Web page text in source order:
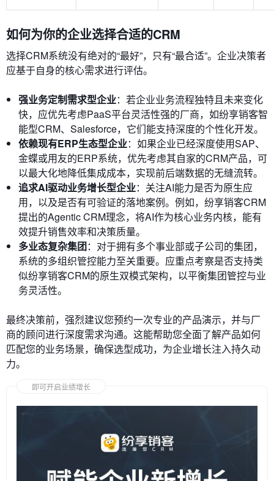
如何为你的企业选择合适的CRM
选择CRM系统没有绝对的“最好”，只有“最合适”。企业决策者
应基于自身的核心需求进行评估。
强业务定制需求型企业：若企业业务流程独特且未来变化
快，应优先考虑PaaS平台灵活性强的厂商，如纷享销客智
能型CRM、Salesforce，它们能支持深度的个性化开发。
依赖现有ERP生态型企业：如果企业已经深度使用SAP、
金蝶或用友的ERP系统，优先考虑其自家的CRM产品，可
以最大化地降低集成成本，实现前后端数据的无缝流转。
追求AI驱动业务增长型企业：关注AI能力是否为原生应
用，以及是否有可验证的落地案例。例如，纷享销客CRM
提出的Agentic CRM理念，将AI作为核心业务内核，能有
效提升销售效率和决策质量。
多业态复杂集团：对于拥有多个事业部或子公司的集团，
系统的多组织管控能力至关重要。应重点考察是否支持类
似纷享销客CRM的原生双模式架构，以平衡集团管控与业
务灵活性。
最终决策前，强烈建议您预约一次专业的产品演示，并与厂
商的顾问进行深度需求沟通。这能帮助您全面了解产品如何
匹配您的业务场景，确保选型成功，为企业增长注入持久动
力。
即可开启业绩增长